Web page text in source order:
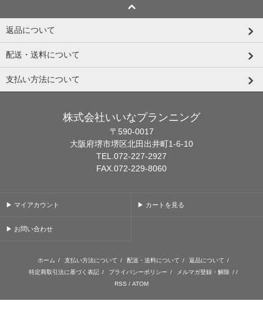
返品について
配送・送料について
支払い方法について
株式会社いいなプランニング
〒590-0017
大阪府堺市堺区北田出井町1-6-10
TEL.072-227-2927
FAX.072-229-8060
▶ マイアカウント ▶ カートを見る
▶ お問い合わせ
ホーム / 支払い方法について / 配送・送料について / 返品について /
特定商取引法に基づく表記 / プライバシーポリシー / メルマガ登録・解除 / /
RSS / ATOM